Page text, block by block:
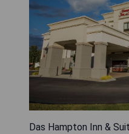
Das Hampton Inn &